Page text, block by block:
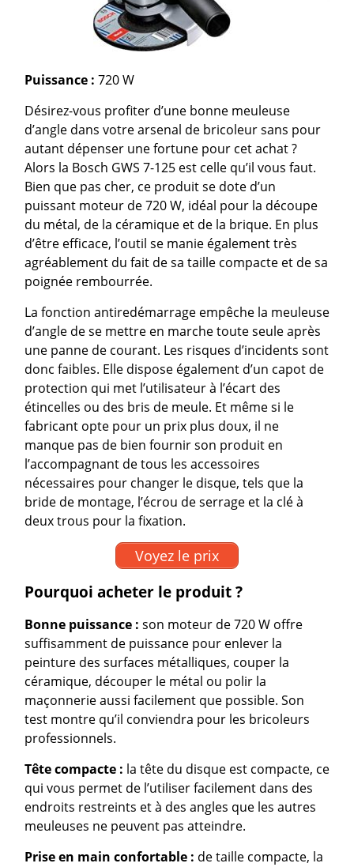
Puissance : 720 W
Désirez-vous profiter d’une bonne meuleuse
d’angle dans votre arsenal de bricoleur sans pour
autant dépenser une fortune pour cet achat ?
Alors la Bosch GWS 7-125 est celle qu’il vous faut.
Bien que pas cher, ce produit se dote d’un
puissant moteur de 720 W, idéal pour la découpe
du métal, de la céramique et de la brique. En plus
d’être efficace, l’outil se manie également très
agréablement du fait de sa taille compacte et de sa
poignée rembourrée.
La fonction antiredémarrage empêche la meuleuse
d’angle de se mettre en marche toute seule après
une panne de courant. Les risques d’incidents sont
donc faibles. Elle dispose également d’un capot de
protection qui met l’utilisateur à l’écart des
étincelles ou des bris de meule. Et même si le
fabricant opte pour un prix plus doux, il ne
manque pas de bien fournir son produit en
l’accompagnant de tous les accessoires
nécessaires pour changer le disque, tels que la
bride de montage, l’écrou de serrage et la clé à
deux trous pour la fixation.
Voyez le prix
Pourquoi acheter le produit ?
Bonne puissance : son moteur de 720 W offre
suffisamment de puissance pour enlever la
peinture des surfaces métalliques, couper la
céramique, découper le métal ou polir la
maçonnerie aussi facilement que possible. Son
test montre qu’il conviendra pour les bricoleurs
professionnels.
Tête compacte : la tête du disque est compacte, ce
qui vous permet de l’utiliser facilement dans des
endroits restreints et à des angles que les autres
meuleuses ne peuvent pas atteindre.
Prise en main confortable : de taille compacte, la